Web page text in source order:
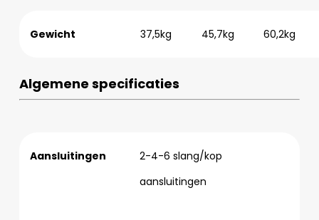
Gewicht 37,5kg 45,7kg 60,2kg
Algemene specificaties
Aansluitingen
2-4-6 slang/kop
aansluitingen